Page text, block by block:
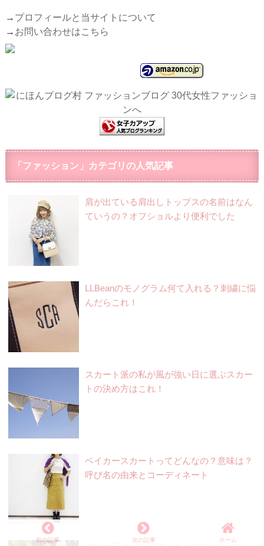
→ プロフィールと当サイトについて
→ お問い合わせはこちら
「ファッション」カテゴリの人気記事
肩が出ている肩出しトップスの名前はなん
ていうの？オフショルより便利でした
LLBeanのモノグラム何て入れる？刺繍に悩
んだらこれ！
スカート派の私が風が強い日に選ぶスカー
トの決め方はこれ！
ベイカースカートってどんなの？意味は？
呼び名の由来とコーディネート
前の記事 次の記事 ホーム